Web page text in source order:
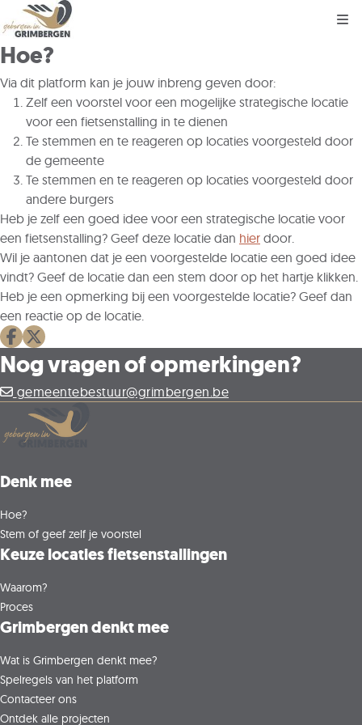
Hoe?
Via dit platform kan je jouw inbreng geven door:
Zelf een voorstel voor een mogelijke strategische locatie
voor een fietsenstalling in te dienen
Te stemmen en te reageren op locaties voorgesteld door
de gemeente
Te stemmen en te reageren op locaties voorgesteld door
andere burgers
Heb je zelf een goed idee voor een strategische locatie voor
een fietsenstalling? Geef deze locatie dan hier door.
Wil je aantonen dat je een voorgestelde locatie een goed idee
vindt? Geef de locatie dan een stem door op het hartje klikken.
Heb je een opmerking bij een voorgestelde locatie? Geef dan
een reactie op de locatie.
Deel op facebook
Deel op X
Nog vragen of opmerkingen?
gemeentebestuur@grimbergen.be
Denk mee
Hoe?
Stem of geef zelf je voorstel
Keuze locaties fietsenstallingen
Waarom?
Proces
Grimbergen denkt mee
Wat is Grimbergen denkt mee?
Spelregels van het platform
Contacteer ons
Ontdek alle projecten